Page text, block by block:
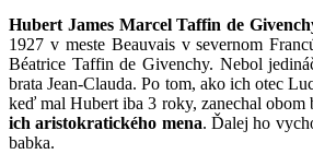
Hubert James Marcel Taffin de
1927 v meste Beauvais v severnom
Béatrice Taffin de Givenchy. Nebol
brata Jean-Clauda. Po tom, ako ich otec
keď mal Hubert iba 3 roky, zanechal obom
ich aristokratického mena. Ďalej ho
babka.